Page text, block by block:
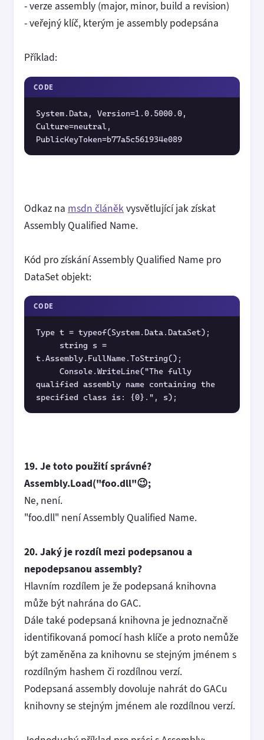
- verze assembly (major, minor, build a revision)
- veřejný klíč, kterým je assembly podepsána
Příklad:
CODE
System.Data, Version=1.0.5000.0,
Culture=neutral,
PublicKeyToken=b77a5c561934e089
Odkaz na msdn článěkvysvětlující jak získat
Assembly Qualified Name.
Kód pro získání Assembly Qualified Name pro
DataSet objekt:
CODE
Type t = typeof(System.Data.DataSet);
string s =
t.Assembly.FullName.ToString();
Console.WriteLine("The fully
qualified assembly name containing the
specified class is: {0}.", s);
19. Je toto použití správné?
Assembly.Load("foo.dll"😉;
Ne, není.
"foo.dll" není Assembly Qualified Name.
20. Jaký je rozdíl mezi podepsanou a
nepodepsanou assembly?
Hlavním rozdílem je že podepsaná knihovna
může být nahrána do GAC.
Dále také podepsaná knihovna je jednoznačně
identifikovaná pomocí hash klíče a proto nemůže
být zaměněna za knihovnu se stejným jménem s
rozdílným hashem či rozdílnou verzí.
Podepsaná assembly dovoluje nahrát do GACu
knihovny se stejným jménem ale rozdílnou verzí.